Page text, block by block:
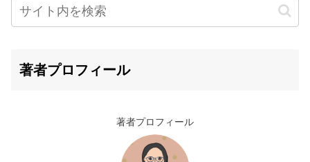
著者プロフィール
著者プロフィール